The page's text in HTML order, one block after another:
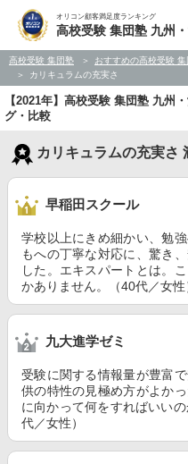
オリコン顧客満足度ランキング
高校受験 集団塾 九州
高校受験 集団塾 おすすめの高校受験
カリキュラムの充実さ
【2021年】高校受験 集団塾 九州
グ・比較
カリキュラムの充実さ
早稲田スクール
学校以上にきめ細かい、勉
もへの丁寧な対応に、驚き
した。エキスパートとは。
かありません。（40代／女性
九大進学ゼミ
受験に関する情報量が豊富
供の特性の見極め方がよか
に向かって何をすればいい
代／女性）